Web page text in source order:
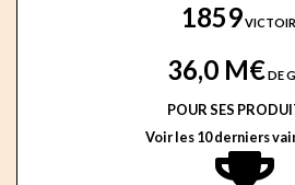
1859
36,0 M€DE
POUR SES
Voir les 10 derniers